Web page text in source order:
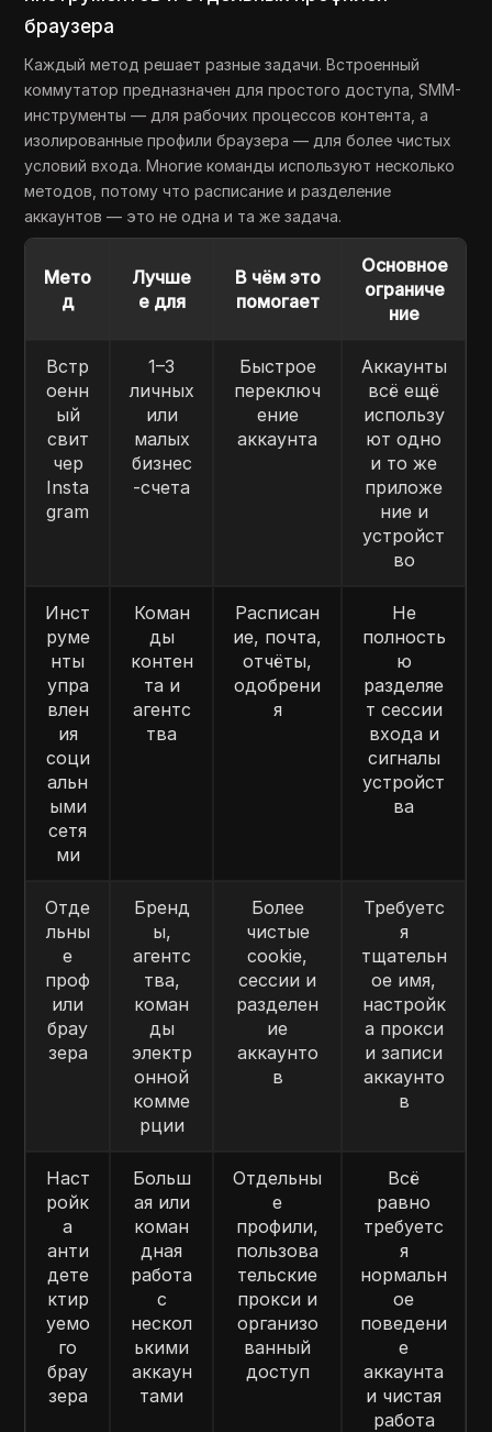
браузера
Каждый метод решает разные задачи. Встроенный
коммутатор предназначен для простого доступа, SMM-
инструменты — для рабочих процессов контента, а
изолированные профили браузера — для более чистых
условий входа. Многие команды используют несколько
методов, потому что расписание и разделение
аккаунтов — это не одна и та же задача.
Мето
д
Лучше
е для
В чём это
помогает
Основное
ограниче
ние
Встр
оенн
ый
свит
чер
Insta
gram
1–3
личных
или
малых
бизнес
-счета
Быстрое
переключ
ение
аккаунта
Аккаунты
всё ещё
использу
ют одно
и то же
приложе
ние и
устройст
во
Инст
руме
нты
упра
влен
ия
соци
альн
ыми
сетя
ми
Коман
ды
контен
та и
агентс
тва
Расписан
ие, почта,
отчёты,
одобрени
я
Не
полность
ю
разделяе
т сессии
входа и
сигналы
устройст
ва
Отде
льны
е
проф
или
брау
зера
Бренд
ы,
агентс
тва,
коман
ды
электр
онной
комме
рции
Более
чистые
cookie,
сессии и
разделен
ие
аккаунто
в
Требуетс
я
тщательн
ое имя,
настройк
а прокси
и записи
аккаунто
в
Наст
ройк
а
анти
дете
ктир
уемо
го
брау
зера
Больш
ая или
коман
дная
работа
с
нескол
ькими
аккаун
тами
Отдельны
е
профили,
пользова
тельские
прокси и
организо
ванный
доступ
Всё
равно
требуетс
я
нормальн
ое
поведени
е
аккаунта
и чистая
работа